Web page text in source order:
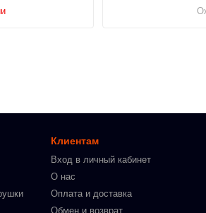
Клиентам
Вход в личный кабинет
О нас
Оплата и доставка
Обмен и возврат